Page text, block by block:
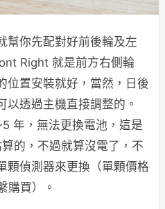
幫你先配對好前後輪及左
Right 就是前方右側輪
位置安裝就好，當然，日後
以透過主機直接調整的。
年，無法更換電池，這是
的，不過就算沒電了，不
顆偵測器來更換（單顆價格
購買）。